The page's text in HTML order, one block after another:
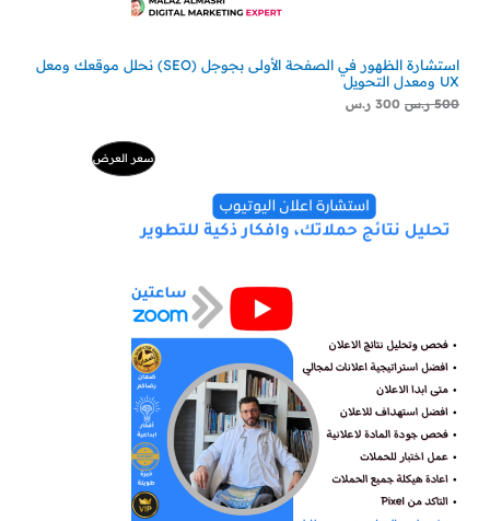
استشارة الظهور في الصفحة الأولى بجوجل (SEO) نحلل موقعك ومعل
UX ومعدل التحويل
500 ر.س 300 ر.س
سعر العرضمنتج
229 ر.س.